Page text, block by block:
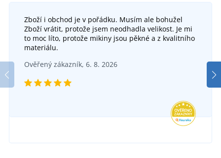
Zboží i obchod je v pořádku. Musím ale bohužel
Zboží vrátit, protože jsem neodhadla velikost. Je mi
to moc líto, protože mikiny jsou pěkné a z kvalitního
materiálu.
Ověřený zákazník, 6. 8. 2026